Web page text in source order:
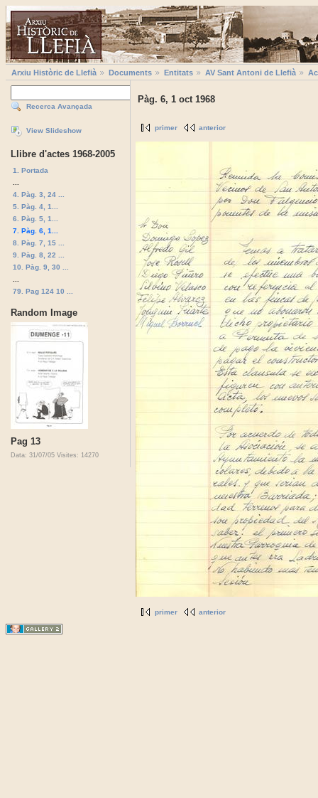
Arxiu Històric de Llefià Documents Entitats AV Sant Antoni de Llefià
Recerca Avançada
View Slideshow
Llibre d'actes 1968-2005
1. Portada
4. Pàg. 3, 24 ...
5. Pàg. 4, 1...
6. Pàg. 5, 1...
7. Pàg. 6, 1...
8. Pàg. 7, 15 ...
9. Pàg. 8, 22 ...
10. Pàg. 9, 30 ...
79. Pag 124 10 ...
Random Image
Pag 13
Data: 31/07/05 Visites: 14270
Pàg. 6, 1 oct 1968
primer anterior
primer anterior